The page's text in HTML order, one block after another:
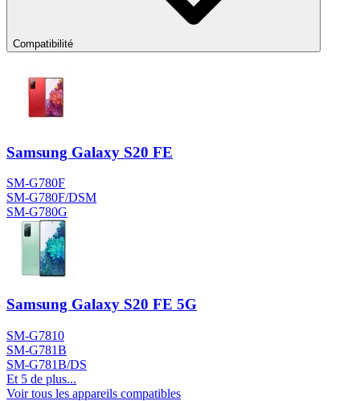
Compatibilité
Samsung Galaxy S20 FE
SM-G780F
SM-G780F/DSM
SM-G780G
Samsung Galaxy S20 FE 5G
SM-G7810
SM-G781B
SM-G781B/DS
Et 5 de plus...
Voir tous les appareils compatibles